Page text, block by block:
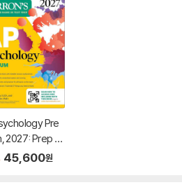
Pre
2027: Prep B
4 Practice
45,600원